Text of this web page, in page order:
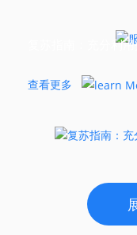
复苏指南：充分利
查看更多